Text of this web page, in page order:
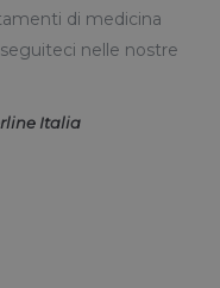
di medicina
nelle nostre
Italia